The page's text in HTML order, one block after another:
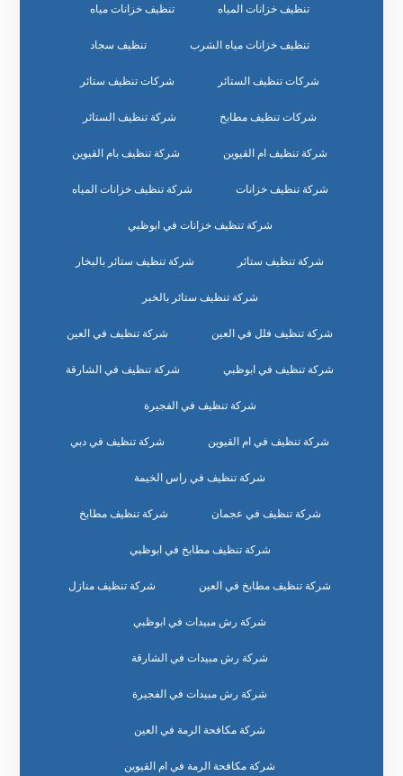
تنظيف خزانات المياه تنظيف خزانات مياه
تنظيف خزانات مياه الشرب تنظيف سجاد
شركات تنظيف الستائر شركات تنظيف ستائر
شركات تنظيف مطابخ شركة تنظيف الستائر
شركة تنظيف ام القيوين شركة تنظيف بام القيوين
شركة تنظيف خزانات شركة تنظيف خزانات المياه
شركة تنظيف خزانات في ابوظبي
شركة تنظيف ستائر شركة تنظيف ستائر بالبخار
شركة تنظيف ستائر بالخبر
شركة تنظيف فلل في العين شركة تنظيف في العين
شركة تنظيف في ابوظبي شركة تنظيف في الشارقة
شركة تنظيف في الفجيرة
شركة تنظيف في ام القيوين شركة تنظيف في دبي
شركة تنظيف في راس الخيمة
شركة تنظيف في عجمان شركة تنظيف مطابخ
شركة تنظيف مطابخ في ابوظبي
شركة تنظيف مطابخ في العين شركة تنظيف منازل
شركة رش مبيدات في ابوظبي
شركة رش مبيدات في الشارقة
شركة رش مبيدات في الفجيرة
شركة مكافحة الرمة في العين
شركة مكافحة الرمة في ام القيوين